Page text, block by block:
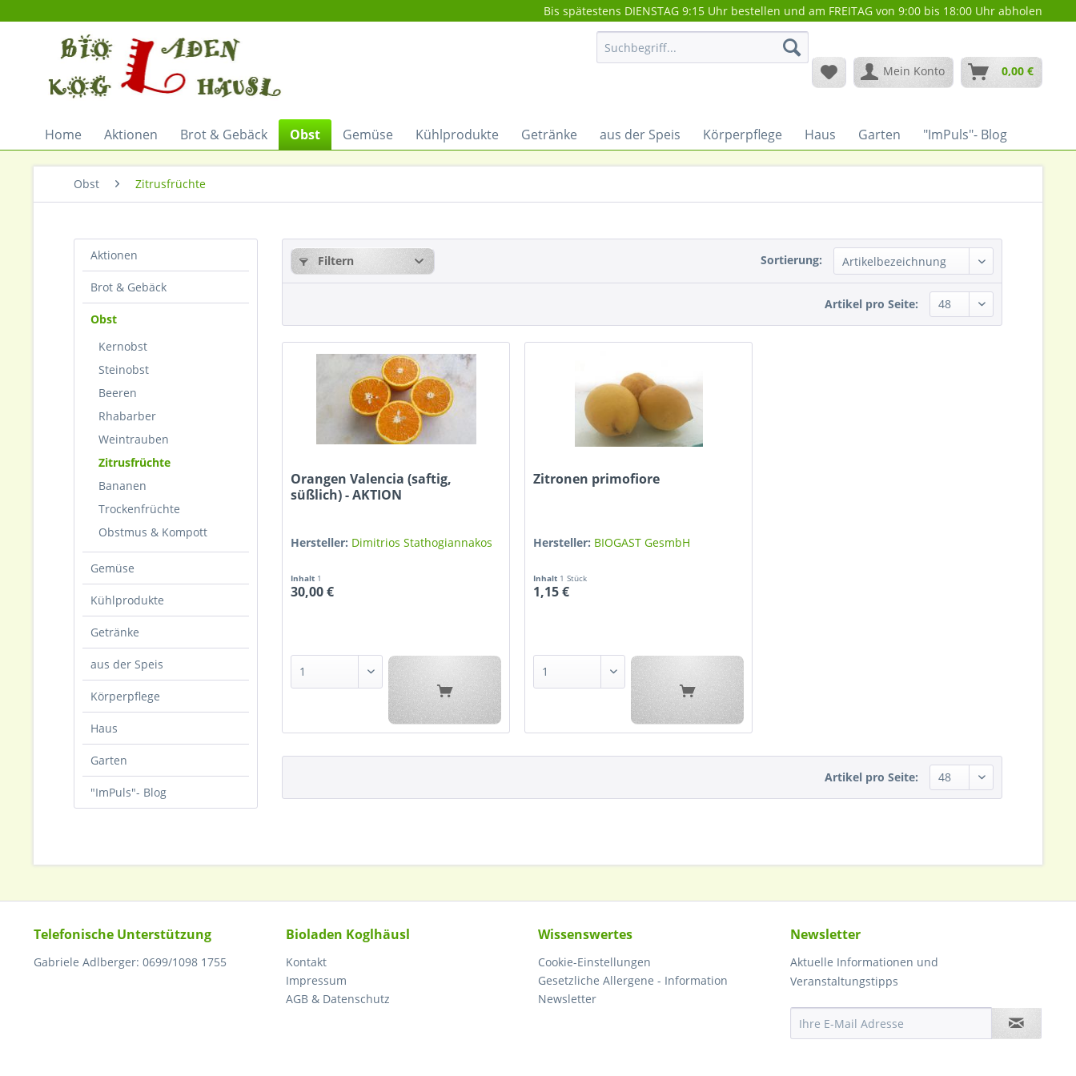
Bis spätestens DIENSTAG 9:15 Uhr bestellen und am FREITAG von 9:00 bis 18:00 Uhr abholen
Mein Konto 0,00 €
Home Aktionen Brot & Gebäck Obst Gemüse Kühlprodukte Getränke aus der Speis Körperpflege Haus Garten "ImPuls"- Blog
Obst Zitrusfrüchte
Aktionen
Brot & Gebäck
Obst
Kernobst
Steinobst
Beeren
Rhabarber
Weintrauben
Zitrusfrüchte
Bananen
Trockenfrüchte
Obstmus & Kompott
Gemüse
Kühlprodukte
Getränke
aus der Speis
Körperpflege
Haus
Garten
"ImPuls"- Blog
Filtern Sortierung:
Artikel pro Seite:
Orangen Valencia (saftig,
süßlich) - AKTION
Hersteller: Dimitrios Stathogiannakos
Inhalt 1
30,00 €
Zitronen primofiore
Hersteller: BIOGAST GesmbH
Inhalt 1 Stück
1,15 €
Artikel pro Seite:
Telefonische Unterstützung
Gabriele Adlberger: 0699/1098 1755
Bioladen Koglhäusl
Kontakt
Impressum
AGB & Datenschutz
Wissenswertes
Cookie-Einstellungen
Gesetzliche Allergene - Information
Newsletter
Newsletter
Aktuelle Informationen und
Veranstaltungstipps